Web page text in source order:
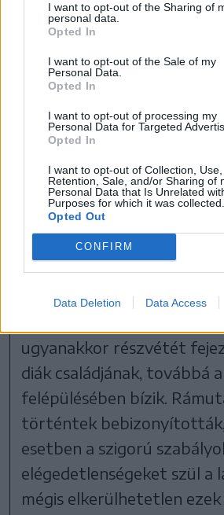
I want to opt-out of the Sharing of
personal data.
Opted In
I want to opt-out of the Sale of my
Personal Data.
Opted In
I want to opt-out of processing my
Personal Data for Targeted
Opted In
I want to opt-out of Collection, Use,
Retention, Sale, and/or Sharing of
Personal Data that Is Unrelated
Purposes for which it was collected.
Opted Out
CONFIRM
Data Deletion Data Access
Az elkövetkezőkben
elhunyt áldozatot is. A
kedvéért este kilenc
még a keresés, illetve a
biztosítása, hiszen még
szerették volna, hogy
romok között maradjon.
Szigorúbban kell
László Szabolcs
ugyanakkor részvétét
diák családjának, továbbá
felépülésében bízik.
történtek
esetben a szigorú
elégedetlenségeket szül a
mégis elkerülhetetlen ezek